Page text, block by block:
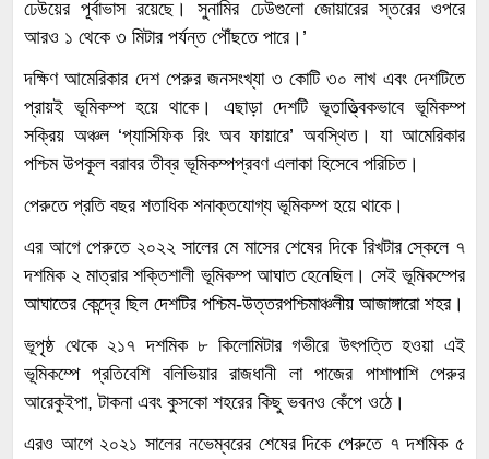
ঢেউয়ের পূর্বাভাস রয়েছে। সুনামির ঢেউগুলো জোয়ারের স্তরের ওপরে
আরও ১ থেকে ৩ মিটার পর্যন্ত পৌঁছতে পারে।’
দক্ষিণ আমেরিকার দেশ পেরুর জনসংখ্যা ৩ কোটি ৩০ লাখ এবং দেশটিতে
প্রায়ই ভূমিকম্প হয়ে থাকে। এছাড়া দেশটি ভূতাত্ত্বিকভাবে ভূমিকম্প
সক্রিয় অঞ্চল ‘প্যাসিফিক রিং অব ফায়ারে’ অবস্থিত। যা আমেরিকার
পশ্চিম উপকূল বরাবর তীব্র ভূমিকম্পপ্রবণ এলাকা হিসেবে পরিচিত।
পেরুতে প্রতি বছর শতাধিক শনাক্তযোগ্য ভূমিকম্প হয়ে থাকে।
এর আগে পেরুতে ২০২২ সালের মে মাসের শেষের দিকে রিখটার স্কেলে ৭
দশমিক ২ মাত্রার শক্তিশালী ভূমিকম্প আঘাত হেনেছিল। সেই ভূমিকম্পের
আঘাতের কেন্দ্রে ছিল দেশটির পশ্চিম-উত্তরপশ্চিমাঞ্চলীয় আজাঙ্গারো শহর।
ভূপৃষ্ঠ থেকে ২১৭ দশমিক ৮ কিলোমিটার গভীরে উৎপত্তি হওয়া এই
ভূমিকম্পে প্রতিবেশি বলিভিয়ার রাজধানী লা পাজের পাশাপাশি পেরুর
আরেকুইপা, টাকনা এবং কুসকো শহরের কিছু ভবনও কেঁপে ওঠে।
এরও আগে ২০২১ সালের নভেম্বরের শেষের দিকে পেরুতে ৭ দশমিক ৫